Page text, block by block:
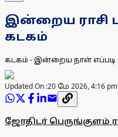
இன்றைய ராசி
கடகம்
கடகம் - இன்றைய நாள் எப்படி
Updated On :20 மே 2026, 4:16 pm
ஜோதிடர் பெருங்குளம்